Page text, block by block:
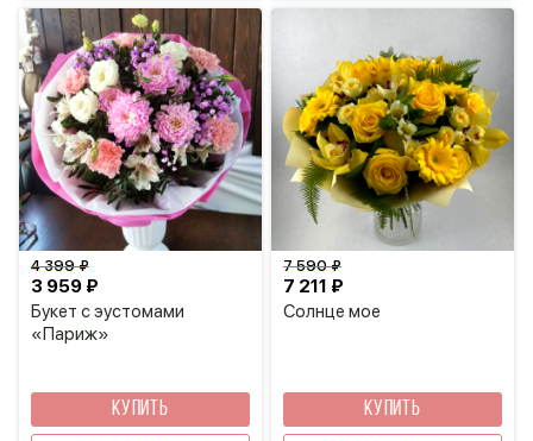
Букет с эустомами
«Париж»
3 959 ₽
4 399 ₽
КУПИТЬ
Солнце мое
7 211 ₽
7 590 ₽
КУПИТЬ